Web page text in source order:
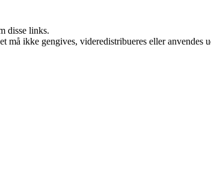
disse links.
ikke gengives, videredistribueres eller anvendes